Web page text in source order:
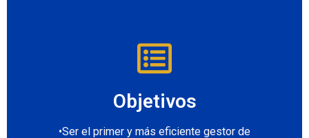
Objetivos
•Ser el primer y más eficiente gestor de